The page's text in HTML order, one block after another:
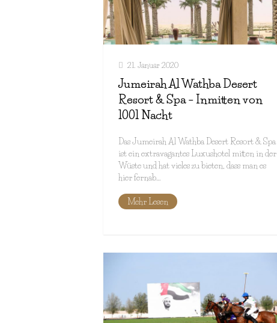
21. Januar 2020
Jumeirah Al Wathba Desert
Resort & Spa – Inmitten von
1001 Nacht
Das Jumeirah Al Wathba Desert Resort & Spa
ist ein extravagantes Luxushotel mitten in der
Wüste und hat vieles zu bieten, dass man es
hier fernab…
Mehr Lesen